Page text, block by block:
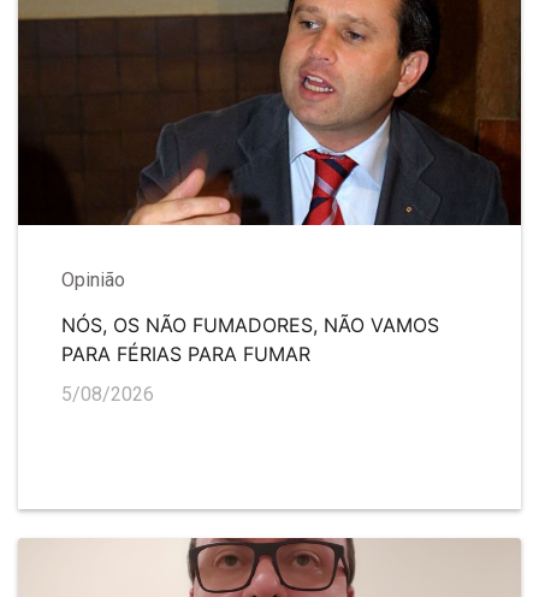
Opinião
NÓS, OS NÃO FUMADORES, NÃO VAMOS
PARA FÉRIAS PARA FUMAR
5/08/2026